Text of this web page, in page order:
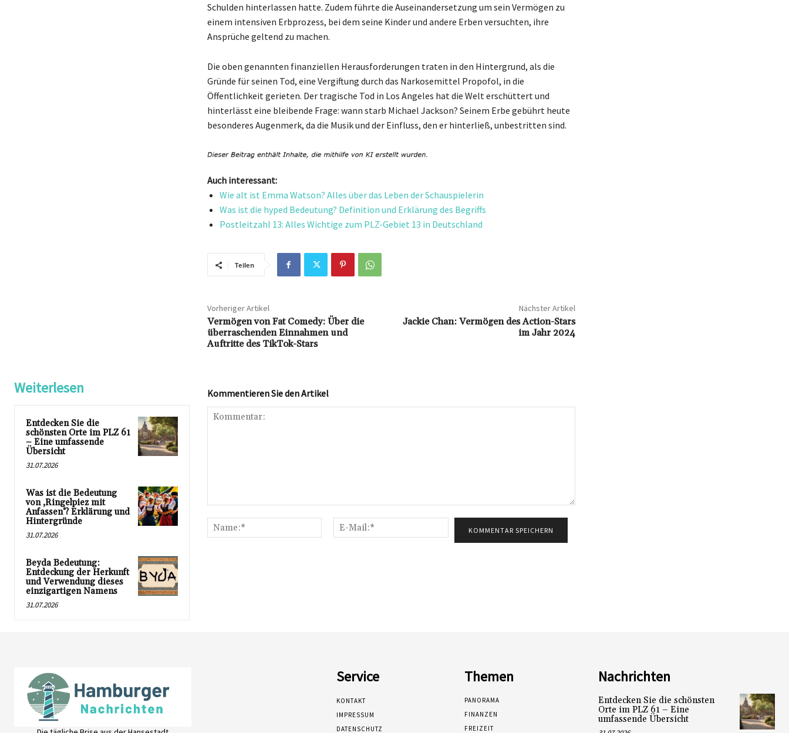
Schulden hinterlassen hatte. Zudem führte die Auseinandersetzung um sein Vermögen zu
einem intensiven Erbprozess, bei dem seine Kinder und andere Erben versuchten, ihre
Ansprüche geltend zu machen.
Die oben genannten finanziellen Herausforderungen traten in den Hintergrund, als die
Gründe für seinen Tod, eine Vergiftung durch das Narkosemittel Propofol, in die
Öffentlichkeit gerieten. Der tragische Tod in Los Angeles hat die Welt erschüttert und
hinterlässt eine bleibende Frage: wann starb Michael Jackson? Seinem Erbe gebührt heute
besonderes Augenmerk, da die Musik und der Einfluss, den er hinterließ, unbestritten sind.
Auch interessant:
Wie alt ist Emma Watson? Alles über das Leben der Schauspielerin
Was ist die hyped Bedeutung? Definition und Erklärung des Begriffs
Postleitzahl 13: Alles Wichtige zum PLZ-Gebiet 13 in Deutschland
Teilen
Vorheriger Artikel
Vermögen von Fat Comedy: Über die
überraschenden Einnahmen und
Auftritte des TikTok-Stars
Nächster Artikel
Jackie Chan: Vermögen des Action-Stars
im Jahr 2024
Weiterlesen
Entdecken Sie die
schönsten Orte im PLZ 61
– Eine umfassende
Übersicht
31.07.2026
Was ist die Bedeutung
von ‚Ringelpiez mit
Anfassen‘? Erklärung und
Hintergründe
31.07.2026
Beyda Bedeutung:
Entdeckung der Herkunft
und Verwendung dieses
einzigartigen Namens
31.07.2026
Kommentieren Sie den Artikel
Name:*
Mail:*
Service
KONTAKT
IMPRESSUM
DATENSCHUTZ
Themen
PANORAMA
FINANZEN
FREIZEIT
Nachrichten
Entdecken Sie die schönsten
Orte im PLZ 61 – Eine
umfassende Übersicht